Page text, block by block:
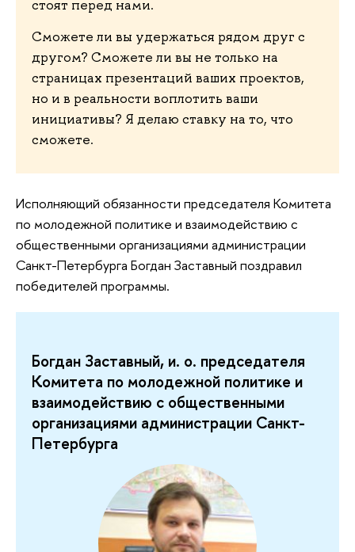
стоят перед нами.
Сможете ли вы удержаться рядом друг с
другом? Сможете ли вы не только на
страницах презентаций ваших проектов,
но и в реальности воплотить ваши
инициативы? Я делаю ставку на то, что
сможете.
Исполняющий обязанности председателя Комитета
по молодежной политике и взаимодействию с
общественными организациями администрации
Санкт-Петербурга Богдан Заставный поздравил
победителей программы.
Богдан Заставный, и. о. председателя
Комитета по молодежной политике и
взаимодействию с общественными
организациями администрации Санкт-
Петербурга